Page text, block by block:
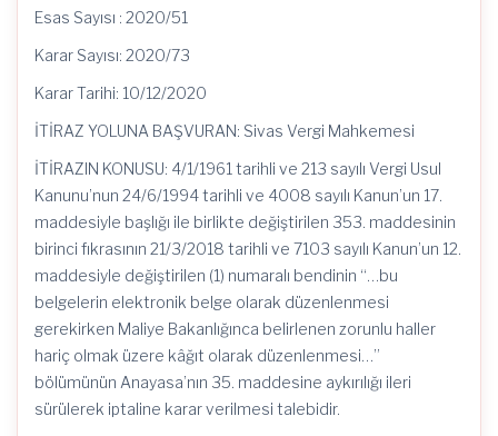
Esas Sayısı : 2020/51
Karar Sayısı: 2020/73
Karar Tarihi: 10/12/2020
İTİRAZ YOLUNA BAŞVURAN: Sivas Vergi Mahkemesi
İTİRAZIN KONUSU: 4/1/1961 tarihli ve 213 sayılı Vergi Usul
Kanunu’nun 24/6/1994 tarihli ve 4008 sayılı Kanun’un 17.
maddesiyle başlığı ile birlikte değiştirilen 353. maddesinin
birinci fıkrasının 21/3/2018 tarihli ve 7103 sayılı Kanun’un 12.
maddesiyle değiştirilen (1) numaralı bendinin “…bu
belgelerin elektronik belge olarak düzenlenmesi
gerekirken Maliye Bakanlığınca belirlenen zorunlu haller
hariç olmak üzere kâğıt olarak düzenlenmesi…”
bölümünün Anayasa’nın 35. maddesine aykırılığı ileri
sürülerek iptaline karar verilmesi talebidir.